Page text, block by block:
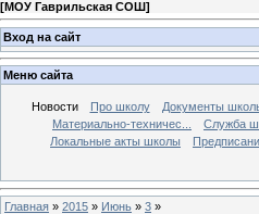
[МОУ Гаврильская СОШ]
Вход на сайт
Меню сайта
Новости Про школу Документы
Материально-техничес...
Служба
Локальные акты школы
Главная » 2015 » Июнь » 3 »